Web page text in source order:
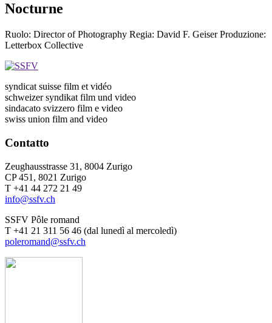
Nocturne
Ruolo: Director of Photography Regia: David F. Geiser Produzione:
Letterbox Collective
syndicat suisse film et vidéo
schweizer syndikat film und video
sindacato svizzero film e video
swiss union film and video
Contatto
Zeughausstrasse 31, 8004 Zurigo
CP 451, 8021 Zurigo
T +41 44 272 21 49
info@ssfv.ch
SSFV Pôle romand
T +41 21 311 56 46 (dal lunedì al mercoledì)
poleromand@ssfv.ch